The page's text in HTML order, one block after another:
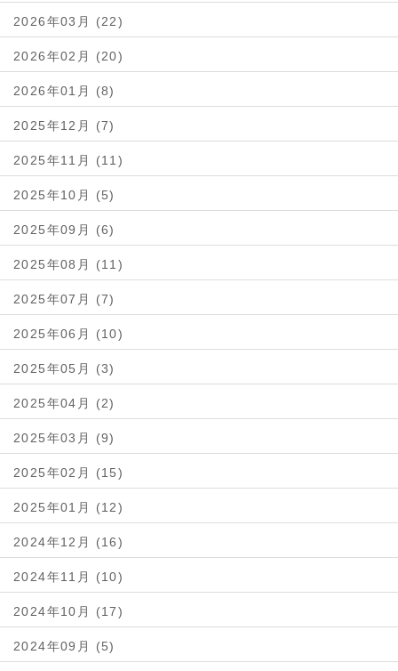
2026年03月 (22)
2026年02月 (20)
2026年01月 (8)
2025年12月 (7)
2025年11月 (11)
2025年10月 (5)
2025年09月 (6)
2025年08月 (11)
2025年07月 (7)
2025年06月 (10)
2025年05月 (3)
2025年04月 (2)
2025年03月 (9)
2025年02月 (15)
2025年01月 (12)
2024年12月 (16)
2024年11月 (10)
2024年10月 (17)
2024年09月 (5)